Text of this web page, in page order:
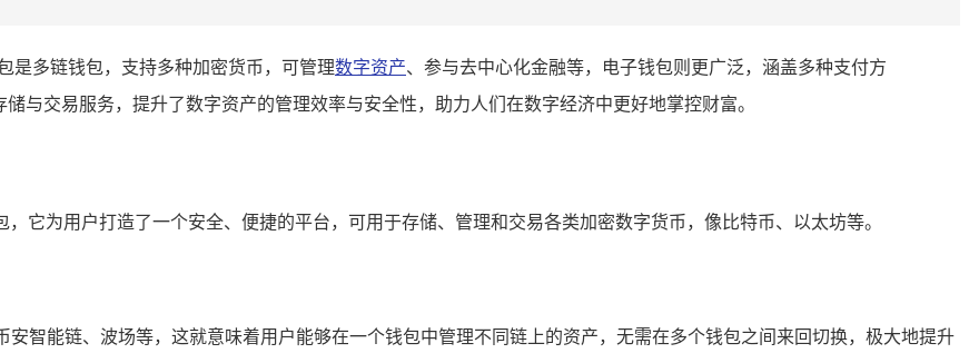
是多链钱包，支持多种加密货币，可管理数字资产、参与去中心化金融等，电子钱包则更广泛，涵盖多种支付方
与交易服务，提升了数字资产的管理效率与安全性，助力人们在数字经济中更好地掌控财富。
它为用户打造了一个安全、便捷的平台，可用于存储、管理和交易各类加密数字货币，像比特币、以太坊等。
安智能链、波场等，这就意味着用户能够在一个钱包中管理不同链上的资产，无需在多个钱包之间来回切换，极大地提升